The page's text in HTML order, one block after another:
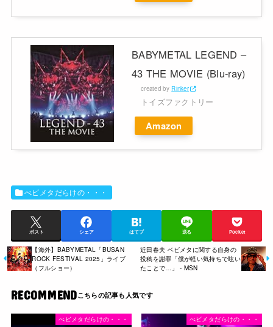
BABYMETAL LEGEND –
43 THE MOVIE (Blu-ray)
created by Rinker
トイズファクトリー
Amazon
べビメタだらけの・・・
ポスト シェア はてブ 送る Pocket
【海外】BABYMETAL「BUSAN
ROCK FESTIVAL 2025」ライブ
（フルショー）
近田春夫 ベビメタに関する自身の
投稿を謝罪「僕が軽い気持ちで呟い
たことで…」 - MSN
RECOMMEND
べビメタだらけの・・・ べビメタだらけの・・・